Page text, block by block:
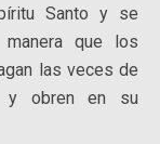
Santo y se
que los
las veces de
y obren en su